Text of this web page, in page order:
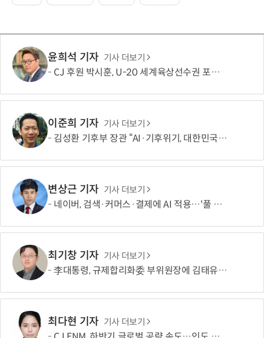
윤희석 기자 기사 더보기
CJ 후원 박시훈, U-20 세계육상선수권 포환던지기 은메달
이준희 기자 기사 더보기
김성환 기후부 장관 “AI·기후위기, 대한민국이 함께 해결할 첫 국가 될 것”
변상근 기자 기사 더보기
네이버, 검색·커머스·결제에 AI 적용…'풀 퍼널' 수익화 강화
최기창 기자 기사 더보기
李대통령, 규제합리화委 부위원장에 김태유 서울대 공대 교수 위촉
최다현 기자 기사 더보기